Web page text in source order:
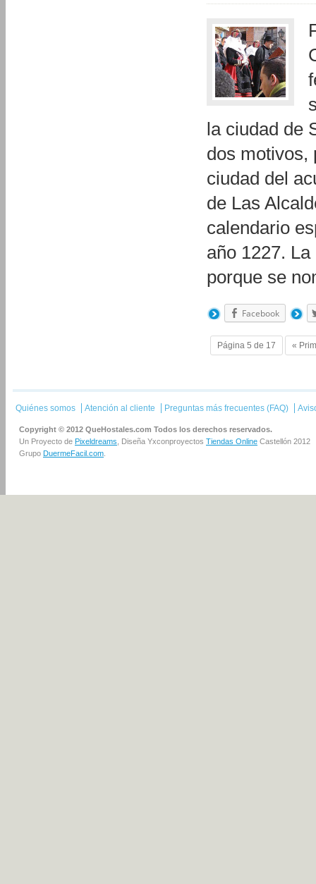
la ciudad de
dos motivos,
ciudad del
de Las
calendario
año 1227.
porque se
Facebook
Página 5 de 17 «
Quiénes somos Atención al cliente Preguntas más frecuentes (FAQ)
Copyright © 2012 QueHostales.com Todos los derechos reservados.
Un Proyecto de Pixeldreams , Diseña Yxconproyectos Tiendas Online Castellón 2012
Grupo DuermeFacil.com